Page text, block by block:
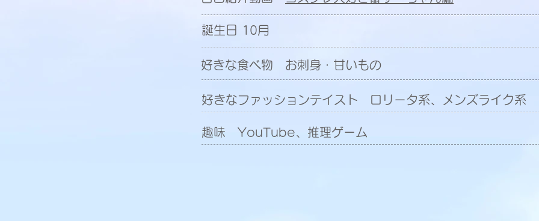
誕生日 10月
好きな食べ物 お刺身・甘いもの
好きなファッションテイスト ロリータ系、メンズライク系
趣味 YouTube、推理ゲーム